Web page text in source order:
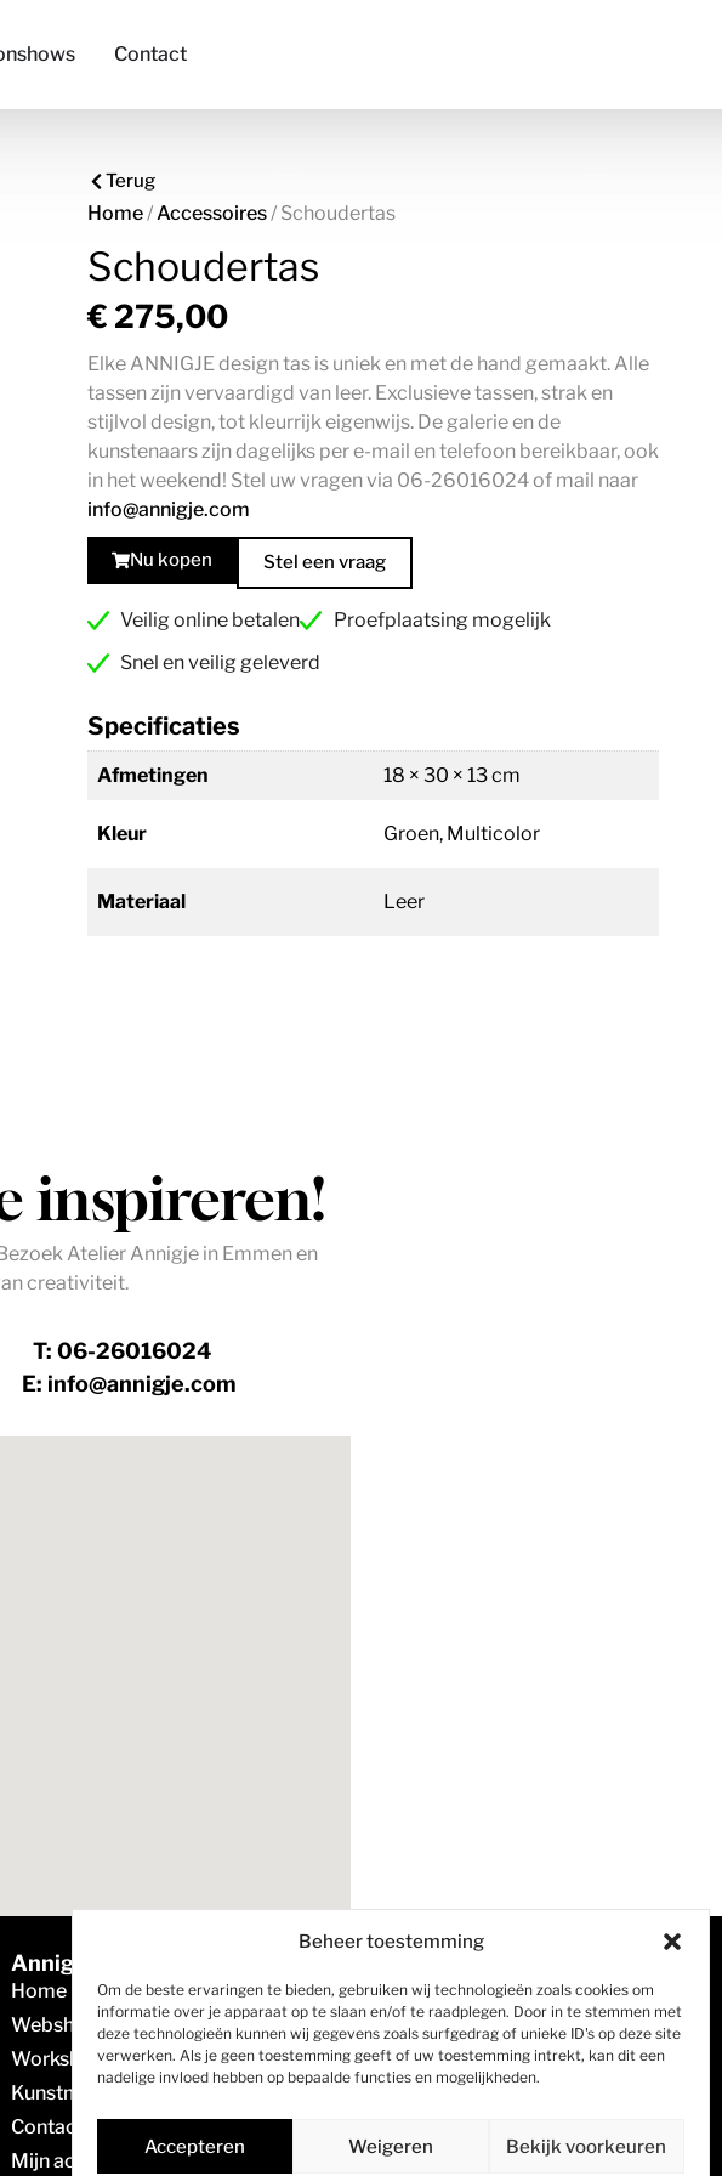
Beheer toestemming
Om de beste ervaringen te bieden, gebruiken wij technologieën zoals cookies om
informatie over je apparaat op te slaan en/of te raadplegen. Door in te stemmen met
deze technologieën kunnen wij gegevens zoals surfgedrag of unieke ID's op deze site
verwerken. Als je geen toestemming geeft of uw toestemming intrekt, kan dit een
nadelige invloed hebben op bepaalde functies en mogelijkheden.
Accepteren Weigeren Bekijk voorkeuren
Contact
Terug
Home/Accessoires/ Schoudertas
Schoudertas
€ 275,00
Elke ANNIGJE design tas is uniek en met de hand gemaakt. Alle
tassen zijn vervaardigd van leer. Exclusieve tassen, strak en
stijlvol design, tot kleurrijk eigenwijs. De galerie en de
kunstenaars zijn dagelijks per e-mail en telefoon bereikbaar, ook
in het weekend! Stel uw vragen via 06-26016024 of mail naar
info@annigje.com
Nu kopen Stel een vraag
Veilig online betalen
Proefplaatsing mogelijk
Snel en veilig geleverd
Specificaties
Afmetingen 18 × 30 × 13 cm
Kleur Groen, Multicolor
Materiaal Leer
inspireren!
Atelier Annigje in Emmen en
creativiteit.
T: 06-26016024
E: info@annigje.com
Annigje
Home
Webshop
Workshops
Kunstmarkten
Contact
Mijn account
Cookiebeleid (EU)
Privacybeleid
Terugbetaal- en retourneringsbeleid